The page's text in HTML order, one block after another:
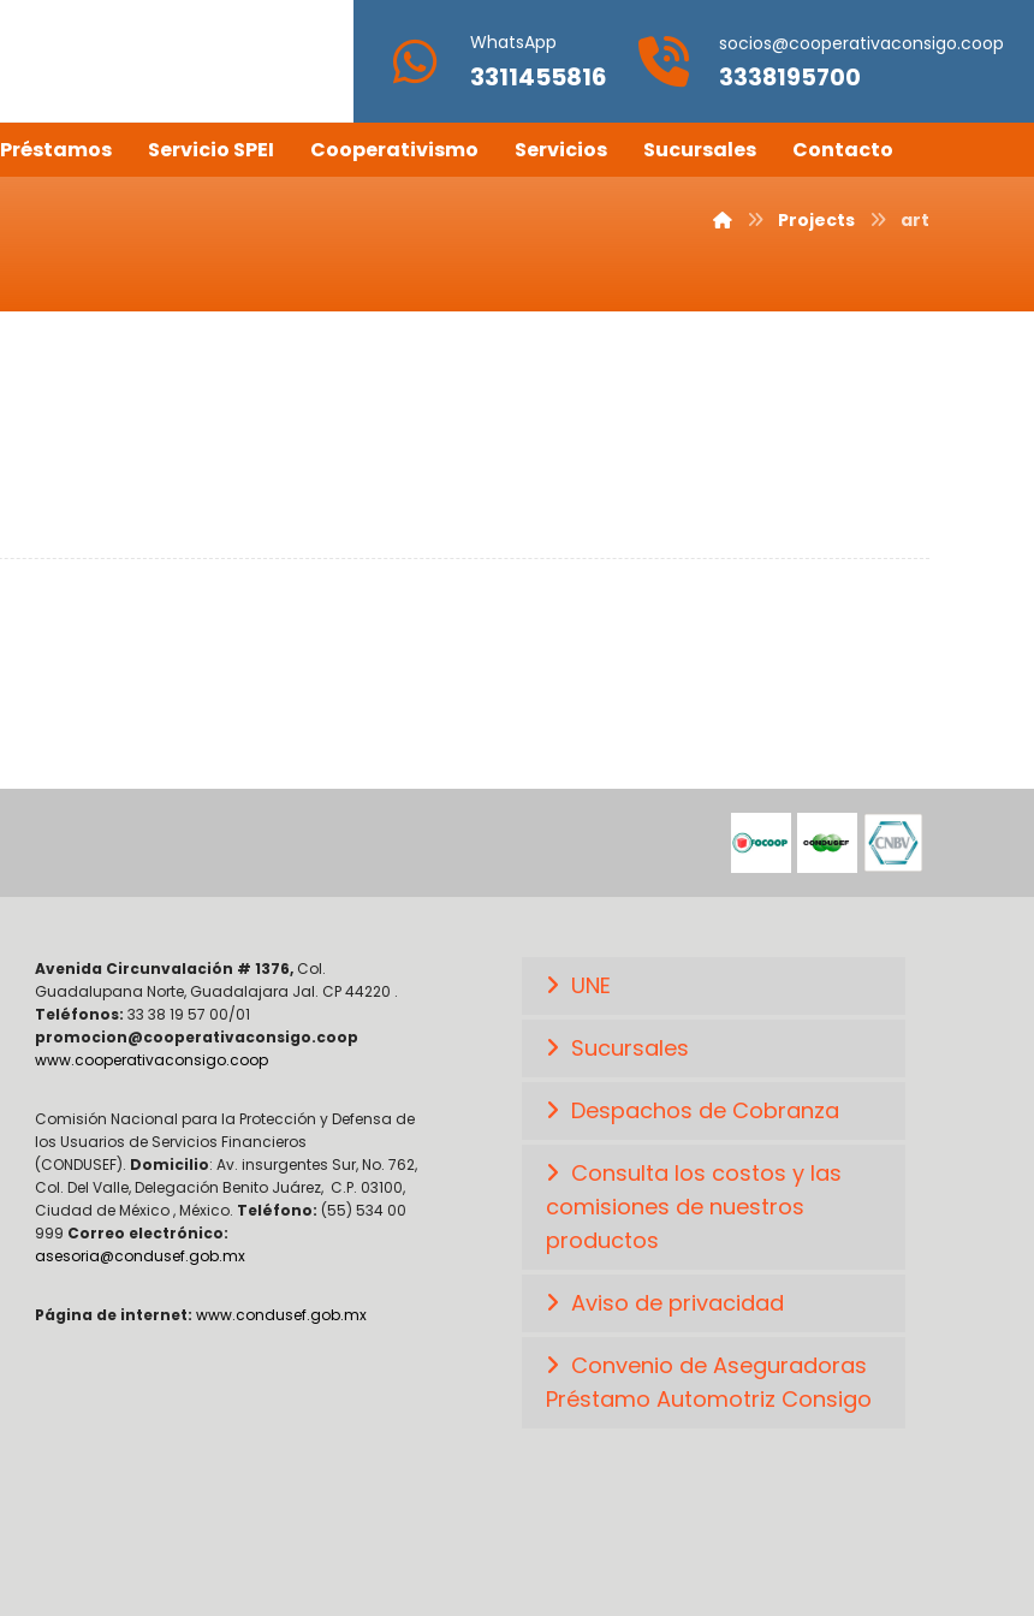
socios@cooperativaconsigo.coop
3338195700
WhatsApp
3311455816
Préstamos Servicio SPEI Cooperativismo Servicios Sucursales Contacto
Projects art
Avenida Circunvalación # 1376, Col.
Guadalupana Norte, Guadalajara Jal. CP 44220 .
Teléfonos: 33 38 19 57 00/01
promocion@cooperativaconsigo.coop
www.cooperativaconsigo.coop
Comisión Nacional para la Protección y Defensa de
los Usuarios de Servicios Financieros
(CONDUSEF). Domicilio: Av. insurgentes Sur, No. 762,
Col. Del Valle, Delegación Benito Juárez, C.P. 03100,
Ciudad de México , México. Teléfono: (55) 534 00
999 Correo electrónico:
asesoria@condusef.gob.mx
Página de internet: www.condusef.gob.mx
UNE
Sucursales
Despachos de Cobranza
Consulta los costos y las
comisiones de nuestros
productos
Aviso de privacidad
Convenio de Aseguradoras
Préstamo Automotriz Consigo